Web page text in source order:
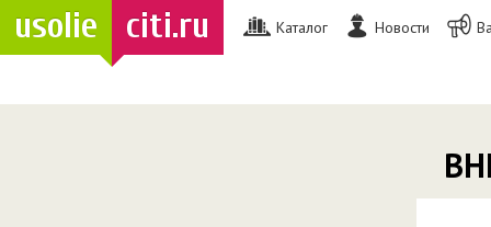
usolie citi.ru Каталог Новости